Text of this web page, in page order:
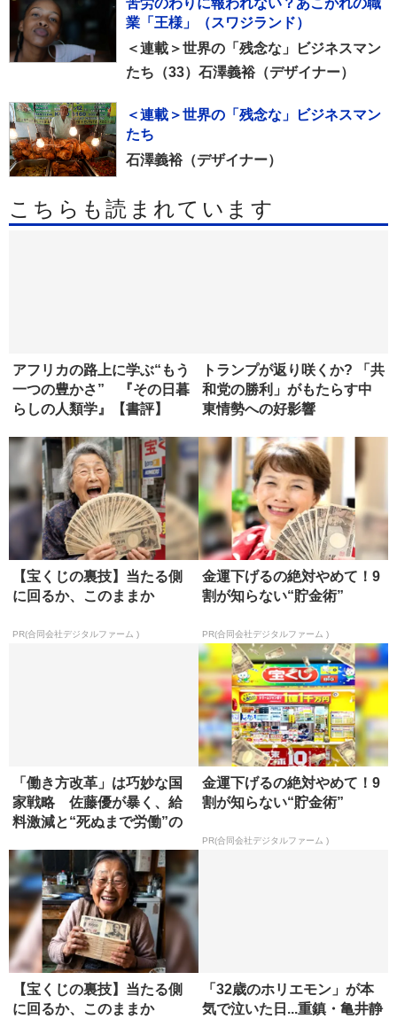
業「王様」（スワジランド）
＜連載＞世界の「残念な」ビジネスマン
たち（33）石澤義裕（デザイナー）
＜連載＞世界の「残念な」ビジネスマン
たち
石澤義裕（デザイナー）
こちらも読まれています
アフリカの路上に学ぶ“もう
一つの豊かさ” 『その日暮
らしの人類学』【書評】
トランプが返り咲くか? 「共
和党の勝利」がもたらす中
東情勢への好影響
【宝くじの裏技】当たる側
に回るか、このままか
PR(合同会社デジタルファーム )
金運下げるの絶対やめて！9
割が知らない“貯金術”
PR(合同会社デジタルファーム )
「働き方改革」は巧妙な国
家戦略 佐藤優が暴く、給
料激減と“死ぬまで労働”の
金運下げるの絶対やめて！9
割が知らない“貯金術”
PR(合同会社デジタルファーム )
【宝くじの裏技】当たる側
に回るか、このままか
「32歳のホリエモン」が本
気で泣いた日...重鎮・亀井静